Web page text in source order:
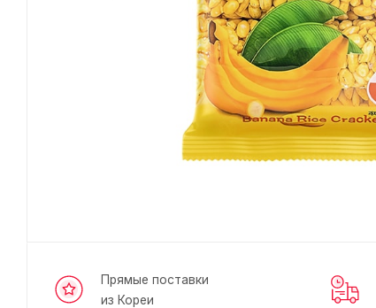
Прямые поставки
из Кореи